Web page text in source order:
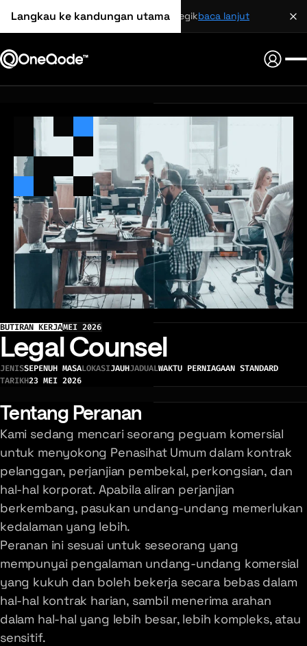
Langkau ke kandungan utama
perkongsian strategikbaca lanjut
BUTIRAN KERJAMEI 2026
Legal Counsel
JENISSEPENUH MASALOKASIJAUHJADUALWAKTU PERNIAGAAN STANDARD
TARIKH23 MEI 2026
Tentang Peranan
Kami sedang mencari seorang peguam komersial
untuk menyokong Penasihat Umum dalam kontrak
pelanggan, perjanjian pembekal, perkongsian, dan
hal-hal korporat. Apabila aliran perjanjian
berkembang, pasukan undang-undang memerlukan
kedalaman yang lebih.
Peranan ini sesuai untuk seseorang yang
mempunyai pengalaman undang-undang komersial
yang kukuh dan boleh bekerja secara bebas dalam
hal-hal kontrak harian, sambil menerima arahan
dalam hal-hal yang lebih besar, lebih kompleks, atau
sensitif.